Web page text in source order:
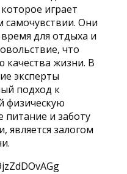
играет
Они
для отдыха и
что
качества жизни. В
эксперты
подход к
питание и заботу
является залогом